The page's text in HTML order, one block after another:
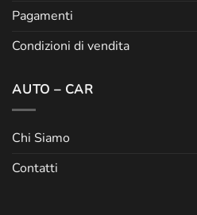
Pagamenti
Condizioni di vendita
AUTO – CAR
Chi Siamo
Contatti